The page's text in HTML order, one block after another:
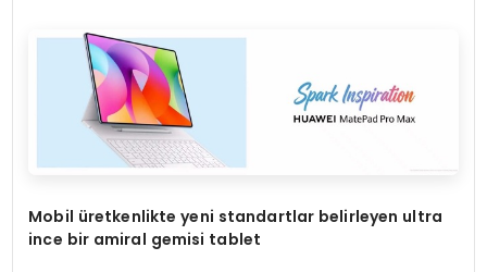
Mobil üretkenlikte yeni standartlar belirleyen ultra
ince bir amiral gemisi tablet